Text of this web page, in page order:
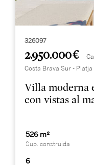
326097
2.950.000 €
Costa Brava Sur - Platja
Villa moderna
con vistas al
526 m²
Sup. construida
6